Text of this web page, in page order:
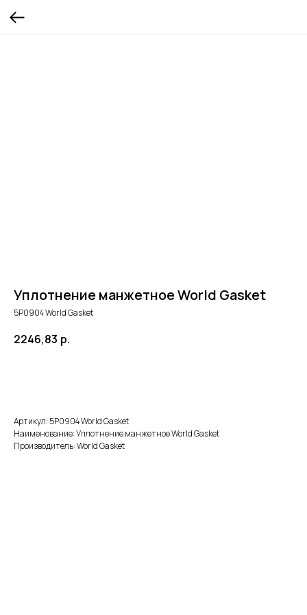
Уплотнение манжетное World Gasket
5P0904 World Gasket
2246,83 р.
Артикул: 5P0904 World Gasket
Наименование: Уплотнение манжетное World Gasket
Производитель: World Gasket